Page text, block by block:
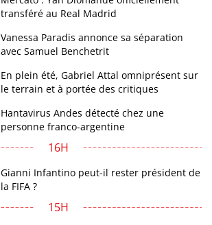
transféré au Real Madrid
Vanessa Paradis annonce sa séparation
avec Samuel Benchetrit
En plein été, Gabriel Attal omniprésent sur
le terrain et à portée des critiques
Hantavirus Andes détecté chez une
personne franco-argentine
16H
Gianni Infantino peut-il rester président de
la FIFA ?
15H